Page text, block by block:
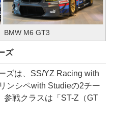
BMW M6 GT3
ズ
ズは、SS/YZ Racing with
ンシペwith Studieの2チー
参戦クラスは「ST-Z（GT